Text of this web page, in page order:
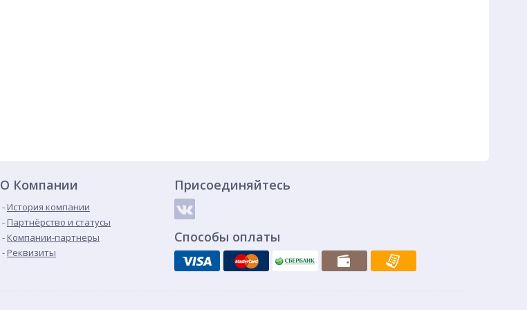
О Компании
История компании
Партнёрство и статусы
Компании-партнеры
Реквизиты
Присоединяйтесь
Способы оплаты